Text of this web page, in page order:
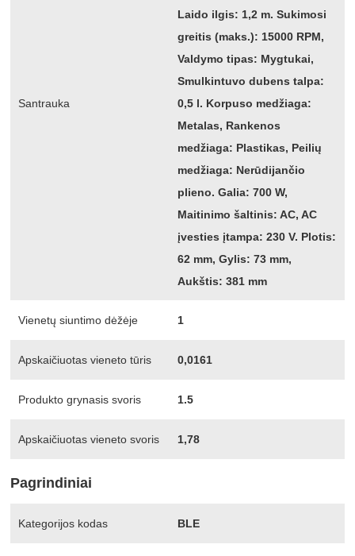
Santrauka
Laido ilgis: 1,2 m. Sukimosi
greitis (maks.): 15000 RPM,
Valdymo tipas: Mygtukai,
Smulkintuvo dubens talpa:
0,5 l. Korpuso medžiaga:
Metalas, Rankenos
medžiaga: Plastikas, Peilių
medžiaga: Nerūdijančio
plieno. Galia: 700 W,
Maitinimo šaltinis: AC, AC
įvesties įtampa: 230 V. Plotis:
62 mm, Gylis: 73 mm,
Aukštis: 381 mm
Vienetų siuntimo dėžėje 1
Apskaičiuotas vieneto tūris 0,0161
Produkto grynasis svoris 1.5
Apskaičiuotas vieneto svoris 1,78
Pagrindiniai
Kategorijos kodas BLE